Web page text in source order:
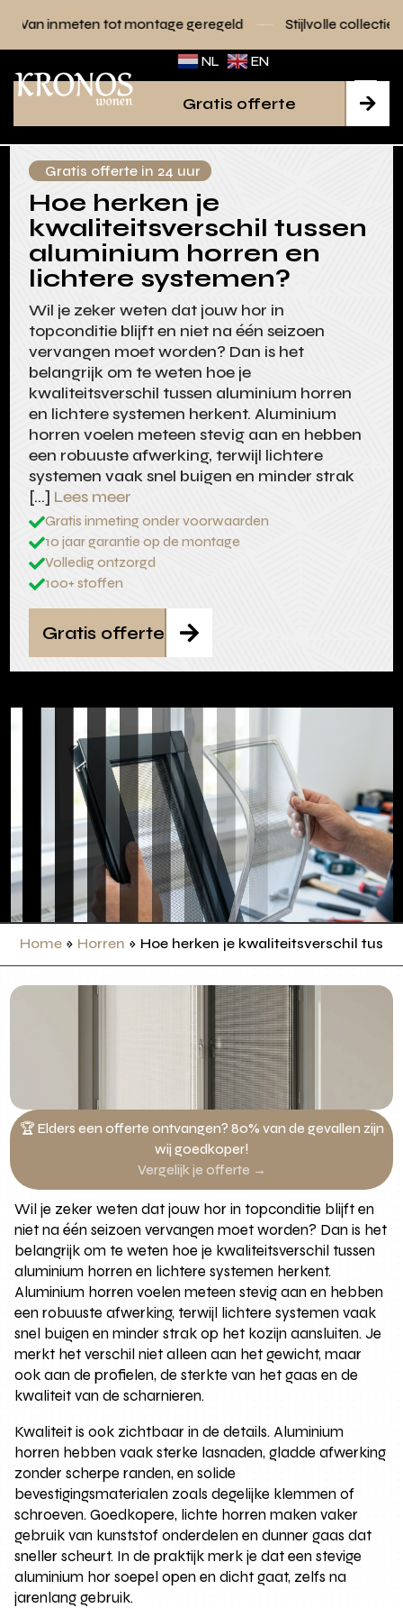
montage geregeld Stijlvolle collecties voor elk interieur
NL EN

Gratis offerte
Gratis offerte in 24 uur
Hoe herken je
kwaliteitsverschil tussen
aluminium horren en
lichtere systemen?
Wil je zeker weten dat jouw hor in
topconditie blijft en niet na één seizoen
vervangen moet worden? Dan is het
belangrijk om te weten hoe je
kwaliteitsverschil tussen aluminium horren
en lichtere systemen herkent. Aluminium
horren voelen meteen stevig aan en hebben
een robuuste afwerking, terwijl lichtere
systemen vaak snel buigen en minder strak
[…] Lees meer
Gratis inmeting onder voorwaarden
10 jaar garantie op de montage
Volledig ontzorgd
100+ stoffen

Gratis offerte
Home » Horren » Hoe herken je kwaliteitsverschil
🏆 Elders een offerte ontvangen? 80% van de gevallen zijn
wij goedkoper!
Vergelijk je offerte →
Wil je zeker weten dat jouw hor in topconditie blijft en
niet na één seizoen vervangen moet worden? Dan is het
belangrijk om te weten hoe je kwaliteitsverschil tussen
aluminium horren en lichtere systemen herkent.
Aluminium horren voelen meteen stevig aan en hebben
een robuuste afwerking, terwijl lichtere systemen vaak
snel buigen en minder strak op het kozijn aansluiten. Je
merkt het verschil niet alleen aan het gewicht, maar
ook aan de profielen, de sterkte van het gaas en de
kwaliteit van de scharnieren.
Kwaliteit is ook zichtbaar in de details. Aluminium
horren hebben vaak sterke lasnaden, gladde afwerking
zonder scherpe randen, en solide
bevestigingsmaterialen zoals degelijke klemmen of
schroeven. Goedkopere, lichte horren maken vaker
gebruik van kunststof onderdelen en dunner gaas dat
sneller scheurt. In de praktijk merk je dat een stevige
aluminium hor soepel open en dicht gaat, zelfs na
jarenlang gebruik.